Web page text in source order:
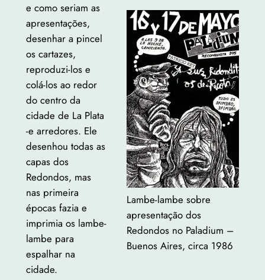
Lambe-lambe sobre
apresentação dos
Redondos no Paladium –
Buenos Aires, circa 1986
e como seriam as
apresentações,
desenhar a pincel
os cartazes,
reproduzi-los e
colá-los ao redor
do centro da
cidade de La Plata
-e arredores. Ele
desenhou todas as
capas dos
Redondos, mas
nas primeira
épocas fazia e
imprimia os lambe-
lambe para
espalhar na
cidade.